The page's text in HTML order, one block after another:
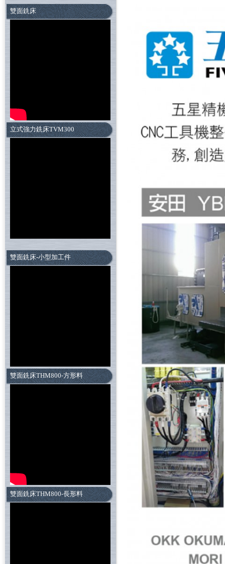
雙面銑床
立式強力銑床TVM300
雙面銑床-小型加工件
雙面銑床THM800-方形料
雙面銑床THM800-長形料